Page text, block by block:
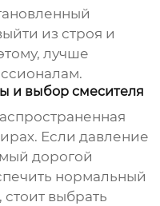
из строя и
лучше
и выбор смесителя
Если давление
дорогой
нормальный
выбрать